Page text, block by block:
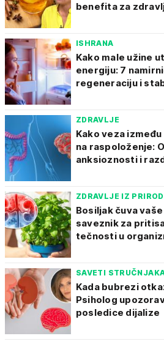
benefita za
ISHRANA
Kako male užine
energiju: 7
regeneraciju i
ZDRAVLJE
Kako veza
na raspoloženje:
anksioznosti i
ZDRAVLJE IZ
Bosiljak čuva
saveznik za
tečnosti u
SAVETI
Kada bubrezi
Psiholog
posledice dijalize